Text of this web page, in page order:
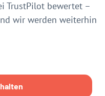
TrustPilot bewertet –
wir werden weiterhin